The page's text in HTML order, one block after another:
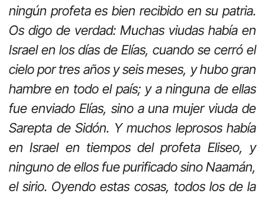
ningún profeta es bien recibido en su patria.
Os digo de verdad: Muchas viudas había en
Israel en los días de Elías, cuando se cerró el
cielo por tres años y seis meses, y hubo gran
hambre en todo el país; y a ninguna de ellas
fue enviado Elías, sino a una mujer viuda de
Sarepta de Sidón. Y muchos leprosos había
en Israel en tiempos del profeta Eliseo, y
ninguno de ellos fue purificado sino Naamán,
el sirio. Oyendo estas cosas, todos los de la